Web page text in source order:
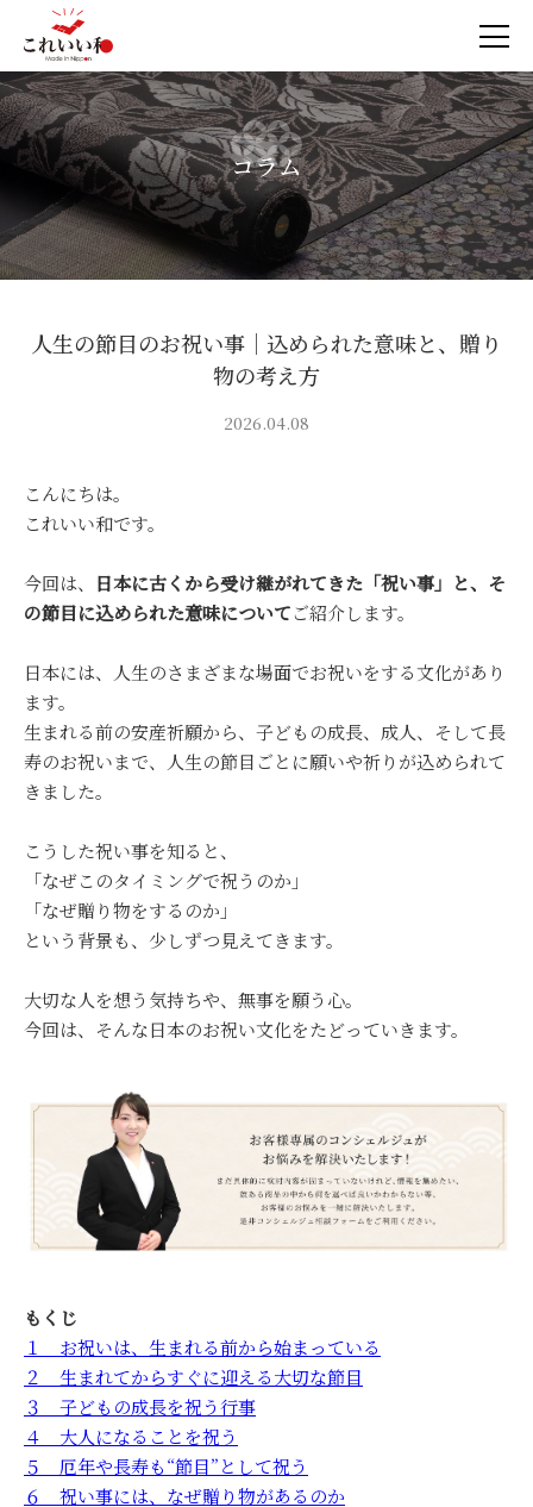
コラム
人生の節目のお祝い事｜込められた意味と、贈り
物の考え方
2026.04.08
こんにちは。
これいい和です。
今回は、 日本に古くから受け継がれてきた「祝い事」と、そ
の節目に込められた意味についてご紹介します。
日本には、人生のさまざまな場面でお祝いをする文化があり
ます。
生まれる前の安産祈願から、子どもの成長、成人、そして長
寿のお祝いまで、人生の節目ごとに願いや祈りが込められて
きました。
こうした祝い事を知ると、
「なぜこのタイミングで祝うのか」
「なぜ贈り物をするのか」
という背景も、少しずつ見えてきます。
大切な人を想う気持ちや、無事を願う心。
今回は、そんな日本のお祝い文化をたどっていきます。
もくじ
１ お祝いは、生まれる前から始まっている
２ 生まれてからすぐに迎える大切な節目
３ 子どもの成長を祝う行事
４ 大人になることを祝う
５ 厄年や長寿も“節目”として祝う
６ 祝い事には、なぜ贈り物があるのか